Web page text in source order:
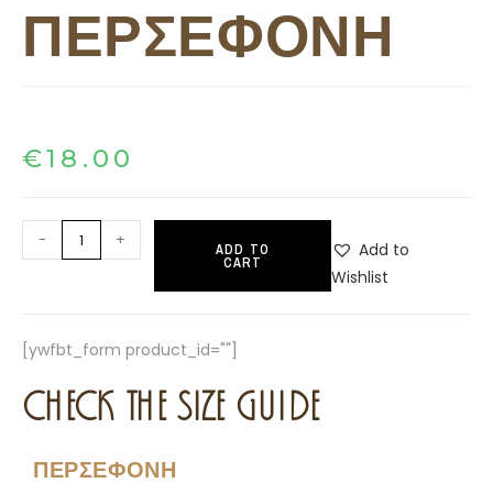
ΠΕΡΣΕΦΟΝΗ
€18.00
- + ADD TO
CART
Add to
Wishlist
[ywfbt_form product_id=""]
CHECK THE SIZE GUIDE
ΠΕΡΣΕΦΟΝΗ